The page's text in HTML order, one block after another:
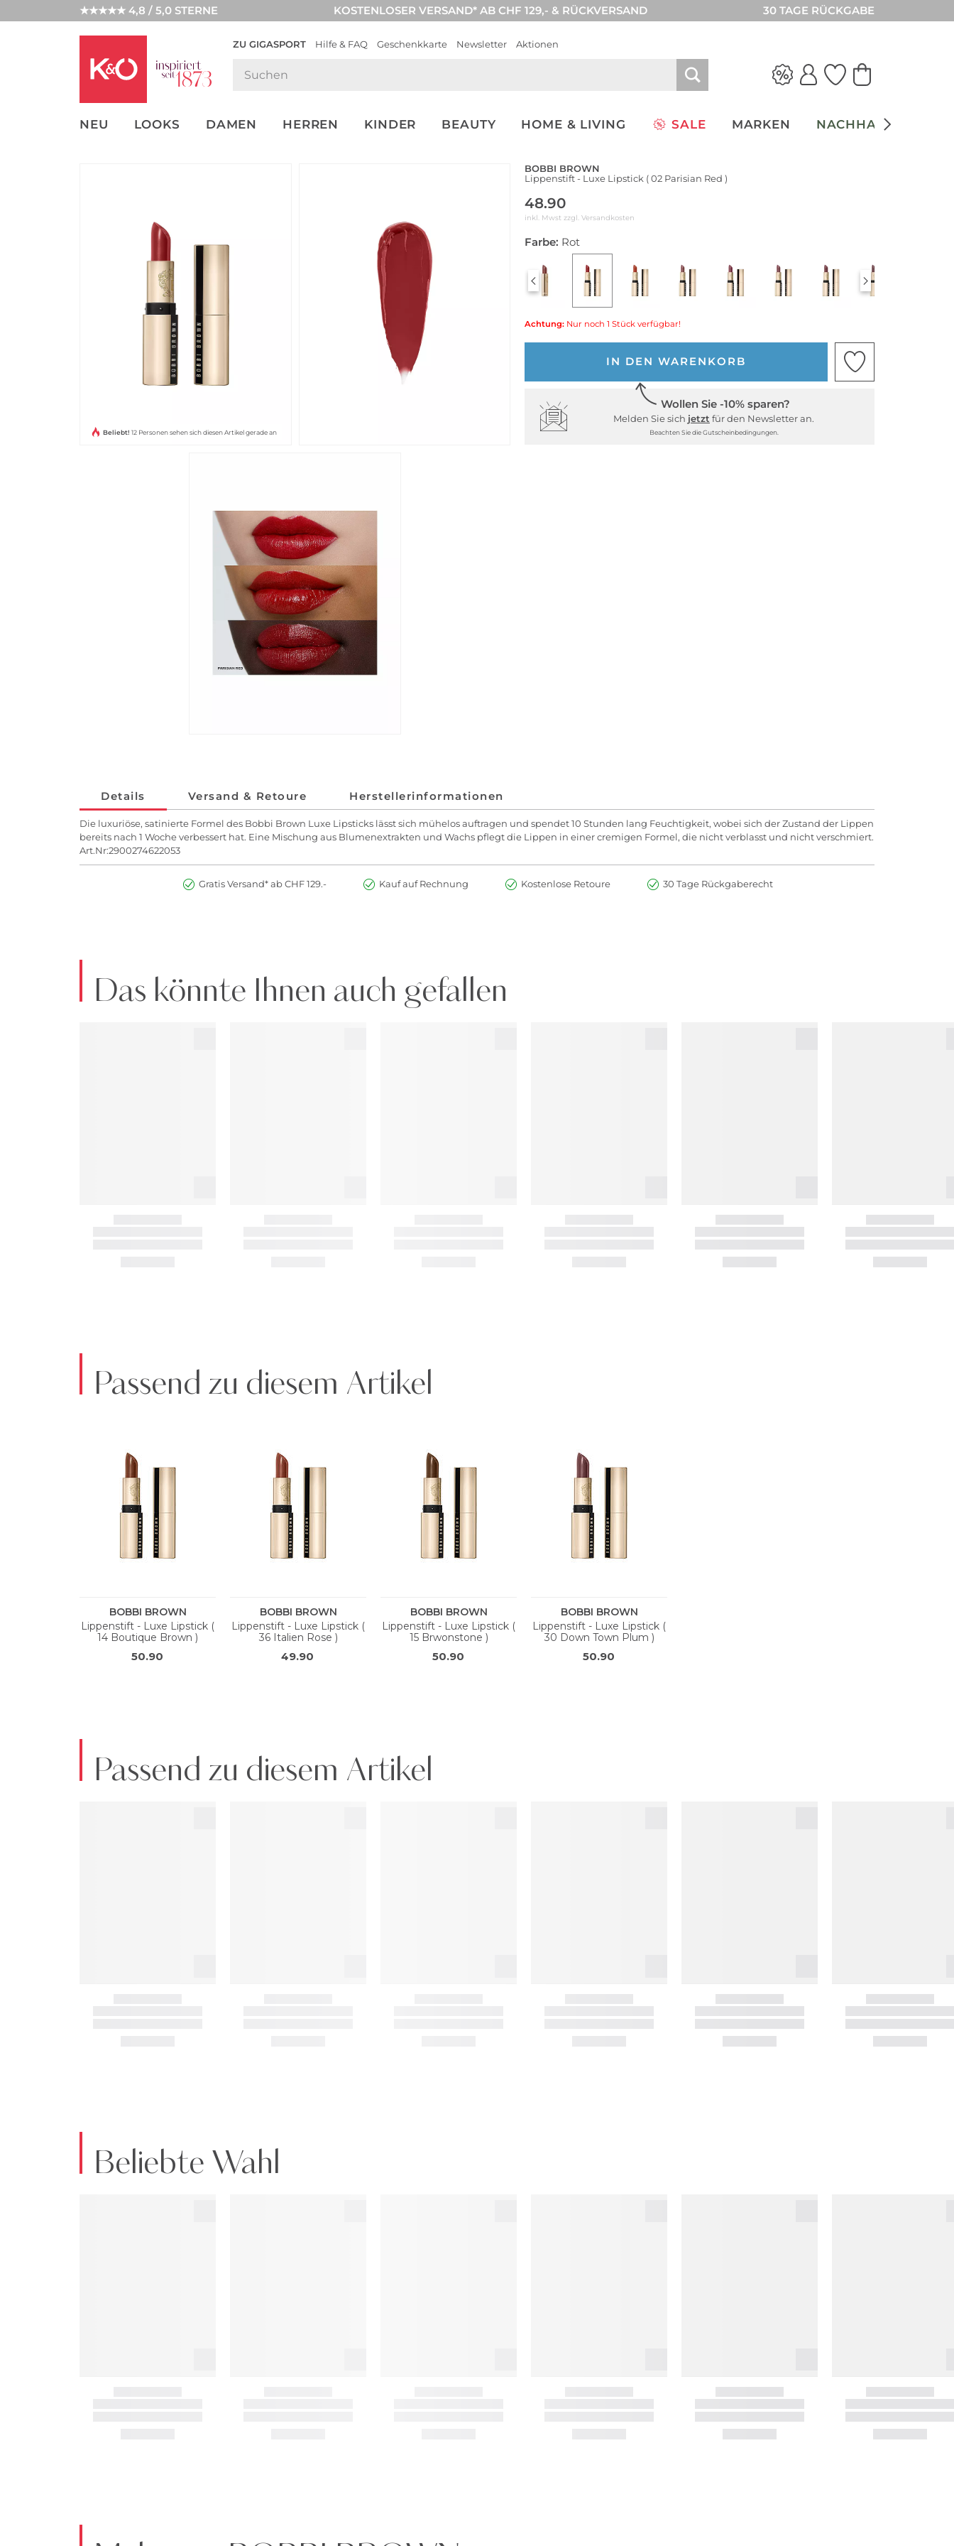
★★★★★ 4,8 / 5,0 STERNE KOSTENLOSER VERSAND* AB CHF 129,- & RÜCKVERSAND 30 TAGE RÜCKGABE
ZU GIGASPORT Hilfe & FAQ Geschenkkarte Newsletter Aktionen
NEU LOOKS DAMEN HERREN KINDER BEAUTY HOME & LIVING SALE MARKEN NACHHALTIGKEIT
NEW IN
WEDDING
Beliebt! 12 Personen sehen sich diesen Artikel gerade an
BOBBI BROWN
Lippenstift - Luxe Lipstick ( 02 Parisian Red )
48.90
inkl. Mwst zzgl. Versandkosten
Farbe: Rot
Achtung: Nur noch 1 Stück verfügbar!
IN DEN WARENKORB
Wollen Sie -10% sparen?
Melden Sie sich jetzt für den Newsletter an.
Beachten Sie die Gutscheinbedingungen.
Details Versand & Retoure Herstellerinformationen
Die luxuriöse, satinierte Formel des Bobbi Brown Luxe Lipsticks lässt sich mühelos auftragen und spendet 10 Stunden lang Feuchtigkeit, wobei sich der Zustand der Lippen
bereits nach 1 Woche verbessert hat. Eine Mischung aus Blumenextrakten und Wachs pflegt die Lippen in einer cremigen Formel, die nicht verblasst und nicht verschmiert.
Art.Nr:2900274622053
Gratis Versand* ab CHF 129.- Kauf auf Rechnung Kostenlose Retoure 30 Tage Rückgaberecht
Das könnte Ihnen auch gefallen
Passend zu diesem Artikel
Passend zu diesem Artikel
Beliebte Wahl